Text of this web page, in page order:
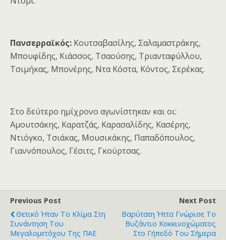
Πανσερραϊκός: Κουτσαβασίλης, Σαλαμαστράκης,
Μπουφίδης, Κιάσσος, Τσαούσης, Τριανταφύλλου,
Τσιμήκας, Μπονέρης, Ντα Κόστα, Κόντος, Σερέκας.
Στο δεύτερο ημίχρονο αγωνίστηκαν και οι:
Αμουτσάκης, Καρατζάς, Καρασαλίδης, Κασέρης,
Ντιόγκο, Τσιάκας, Μουσικάκης, Παπαδόπουλος,
Γιαννόπουλος, Γέσιτς, Γκούρτσας.
Previous Post
Θετικό Ήταν Το Κλίμα Στη
Συνάντηση Του
Μεγαλομετόχου Της ΠΑΕ
Next Post
Βαρύτατη Ήττα Γνώρισε Το
Βυζάντιο Κοκκινοχώματος
Στο Γήπεδό Του Σήμερα